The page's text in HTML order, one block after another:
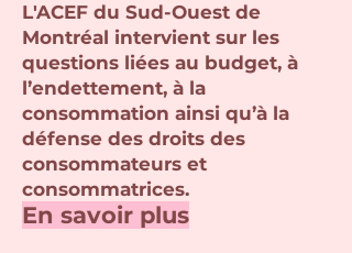
L'ACEF du Sud-Ouest de
Montréal intervient sur les
questions liées au budget, à
l’endettement, à la
consommation ainsi qu’à la
défense des droits des
consommateurs et
consommatrices.
En savoir plus